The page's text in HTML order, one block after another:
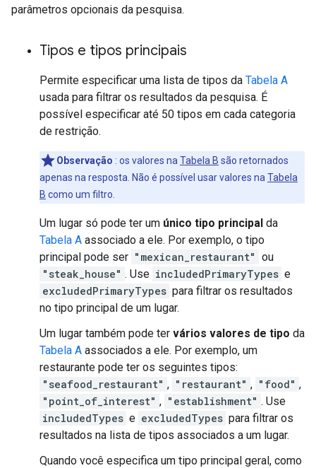
parâmetros opcionais da pesquisa.
Tipos e tipos principais
Permite especificar uma lista de tipos da Tabela A
usada para filtrar os resultados da pesquisa. É
possível especificar até 50 tipos em cada categoria
de restrição.
Observação : os valores na Tabela B são retornados
apenas na resposta. Não é possível usar valores na Tabela
B como um filtro.
Um lugar só pode ter um único tipo principal da
Tabela A associado a ele. Por exemplo, o tipo
principal pode ser "mexican_restaurant" ou
"steak_house" . Use includedPrimaryTypes e
excludedPrimaryTypes para filtrar os resultados
no tipo principal de um lugar.
Um lugar também pode ter vários valores de tipo da
Tabela A associados a ele. Por exemplo, um
restaurante pode ter os seguintes tipos:
"seafood_restaurant" , "restaurant" , "food" ,
"point_of_interest" , "establishment" . Use
includedTypes e excludedTypes para filtrar os
resultados na lista de tipos associados a um lugar.
Quando você especifica um tipo principal geral, como